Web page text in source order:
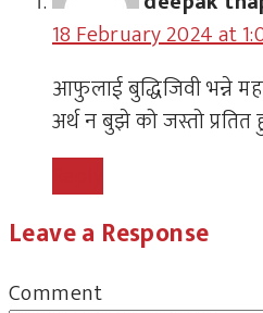
18 February 2024 at
आफुलाई बुद्धिजिवी भन्ने
अर्थ न बुझे को जस्तो प्रतित
Leave a Response
Comment